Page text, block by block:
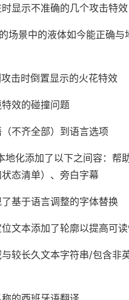
显示不准确的几个攻击特效
场景中的液体如今能正确与
击时倒置显示的火花特效
效的碰撞问题
不齐全部）到语言选项
地化添加了以下之间容：帮
态清单）、旁白字幕
基于语言调整的字体替换
文本添加了轮廓以提高可
较长久文本字符串/包含非